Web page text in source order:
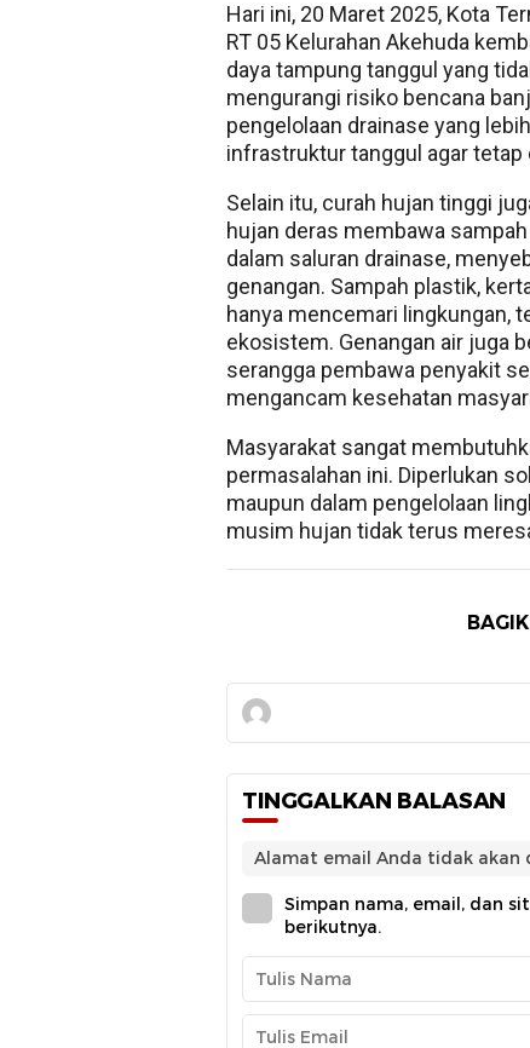
Hari ini, 20 Maret 2025, Kota
RT 05 Kelurahan Akehuda
daya tampung tanggul yang
mengurangi risiko bencana
pengelolaan drainase yang
infrastruktur tanggul agar
Selain itu, curah hujan tinggi
hujan deras membawa
dalam saluran drainase,
genangan. Sampah plastik,
hanya mencemari lingkungan,
ekosistem. Genangan air juga
serangga pembawa penyakit
mengancam kesehatan
Masyarakat sangat
permasalahan ini. Diperlukan
maupun dalam pengelolaan
musim hujan tidak terus
TINGGALKAN BALASAN
Alamat email Anda tidak akan
Simpan nama, email, dan
berikutnya.